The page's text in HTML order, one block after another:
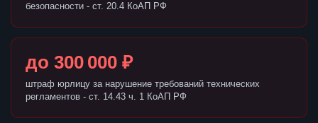
безопасности - ст. 20.4 КоАП РФ
до 300 000 ₽
штраф юрлицу за нарушение требований технических
регламентов - ст. 14.43 ч. 1 КоАП РФ